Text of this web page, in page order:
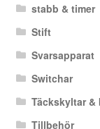
stabb & timer
Stift
Svarsapparat
Switchar
Täckskyltar &
Tillbehör